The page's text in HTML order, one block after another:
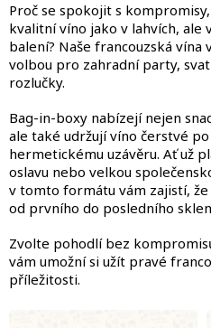
Proč se spokojit s
kvalitní víno jako v lahvích,
balení? Naše francouzská
volbou pro zahradní party,
rozlučky.
Bag-in-boxy nabízejí nejen
ale také udržují víno čerstvé
hermetickému uzávěru. Ať už
oslavu nebo velkou
v tomto formátu vám zajistí,
od prvního do posledního
Zvolte pohodlí bez
vám umožní si užít pravé
příležitosti.